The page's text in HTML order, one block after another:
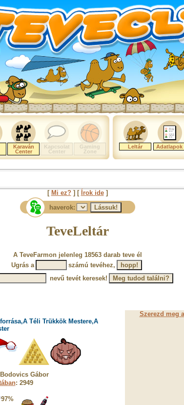
Karaván
Center
Kapcsolat
Center
Gaming
Zone
Leltár Adatlapok
[ Mi ez?] [ Írok ide]
haverok:
TeveLeltár
A TeveFarmon jelenleg 18563 darab teve él
Ugrás a
számú tevéhez,
nevű tevét keresek!
Téli Trükkök Mestere,A
Gábor
: 2949
97%
Szerezd meg